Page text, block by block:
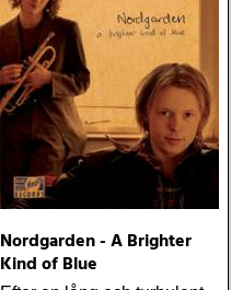
Nordgarden - A Brighter
Kind of Blue